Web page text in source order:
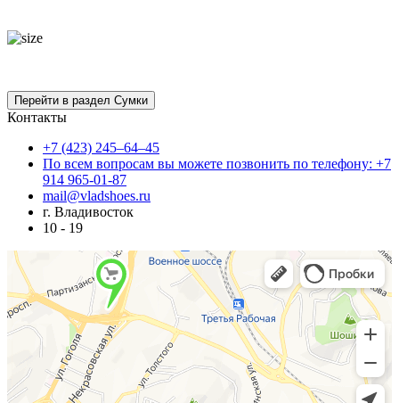
Контакты
+7 (423) 245–64–45
По всем вопросам вы можете позвонить по телефону: +7
914 965-01-87
mail@vladshoes.ru
г. Владивосток
10 - 19